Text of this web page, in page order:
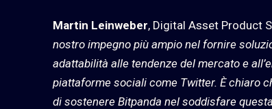
Martin Leinweber, Digital Asset Product
nostro impegno più ampio nel fornire
adattabilità alle tendenze del mercato e
piattaforme sociali come Twitter. È chiaro
di sostenere Bitpanda nel soddisfare